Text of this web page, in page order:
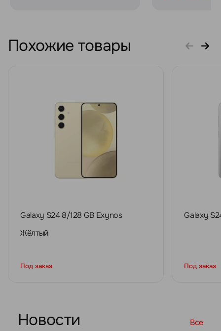
Похожие товары
Galaxy S24 8/128 GB Exynos
Жёлтый
Под заказ
Galaxy
Под заказ
Новости Все